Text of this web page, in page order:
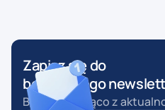
Zapisz się do
bezpłatnego
Bądź na bieżąco z